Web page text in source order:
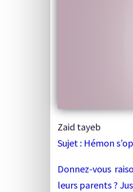
Zaid tayeb
Sujet : Hémon
Donnez-vous
leurs parents ?